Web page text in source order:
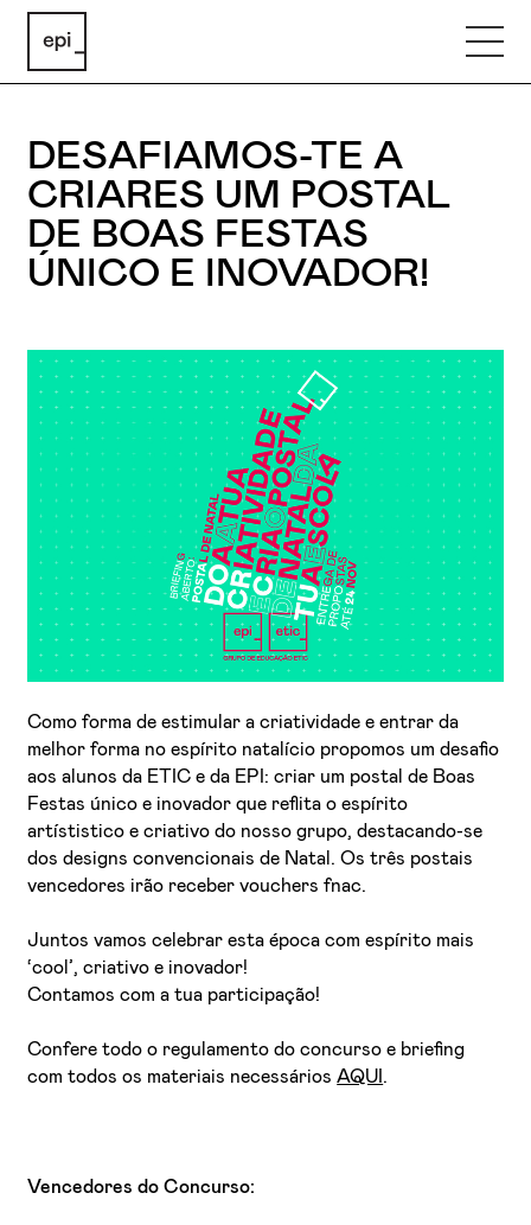
DESAFIAMOS-TE A
CRIARES UM POSTAL
DE BOAS FESTAS
ÚNICO E INOVADOR!
Como forma de estimular a criatividade e entrar da
melhor forma no espírito natalício propomos um desafio
aos alunos da ETIC e da EPI: criar um postal de Boas
Festas único e inovador que reflita o espírito
artístistico e criativo do nosso grupo, destacando-se
dos designs convencionais de Natal. Os três postais
vencedores irão receber vouchers fnac.
Juntos vamos celebrar esta época com espírito mais
‘cool’, criativo e inovador!
Contamos com a tua participação!
Confere todo o regulamento do concurso e briefing
com todos os materiais necessáriosAQUI .
Vencedores do Concurso: